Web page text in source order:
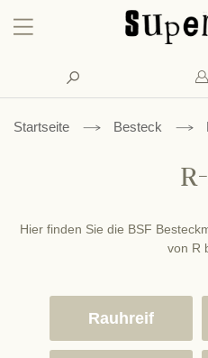
Konto
Suche
Startseite Besteck
Hier finden Sie die BSF
von R
Rauhreif